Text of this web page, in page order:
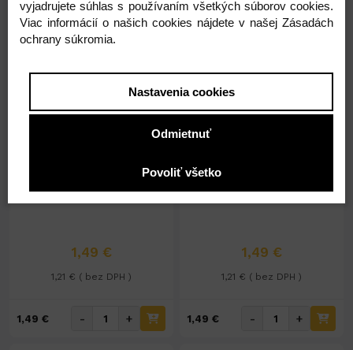
1,49 € - + 1,49 €
1,49 €
1,21 € ( bez DPH )
1,49 € - +
1,49 €
1,21 € ( bez DPH )
1,49 € - +
vyjadrujete súhlas s používaním všetkých súborov cookies.
Viac informácií o našich cookies nájdete v našej Zásadách
ochrany súkromia.
Nastavenia cookies
Odmietnuť
Povoliť všetko